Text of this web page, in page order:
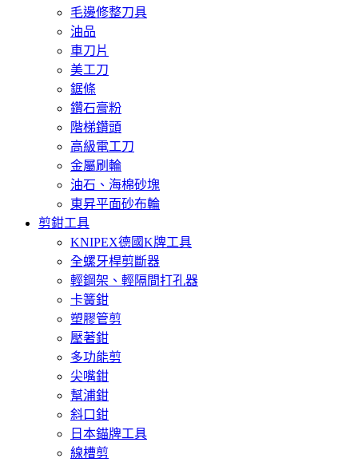
毛邊修整刀具
油品
車刀片
美工刀
鋸條
鑽石膏粉
階梯鑽頭
高級電工刀
金屬刷輪
油石、海棉砂塊
東昇平面砂布輪
剪鉗工具
KNIPEX德國K牌工具
全螺牙桿剪斷器
輕鋼架、輕隔間打孔器
卡簧鉗
塑膠管剪
壓著鉗
多功能剪
尖嘴鉗
幫浦鉗
斜口鉗
日本錨牌工具
線槽剪